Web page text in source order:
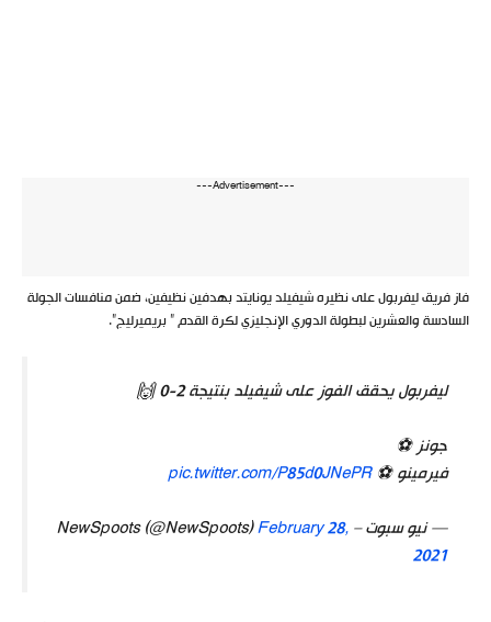
---Advertisement---
فاز فريق ليفربول على نظيره شيفيلد يونايتد بهدفين نظيفين، ضمن منافسات الجولة
السادسة والعشرين لبطولة الدوري الإنجليزي لكرة القدم ” بريميرليج”.
ليفربول يحقق الفوز على شيفيلد بنتيجة 2-0 🙌
جونز ⚽
فيرمينو ⚽pic.twitter.com/P85d0JNePR
— نيو سبوت – NewSpoots (@NewSpoots)February 28,
2021